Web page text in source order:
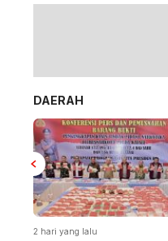
DAERAH
2 hari yang lalu